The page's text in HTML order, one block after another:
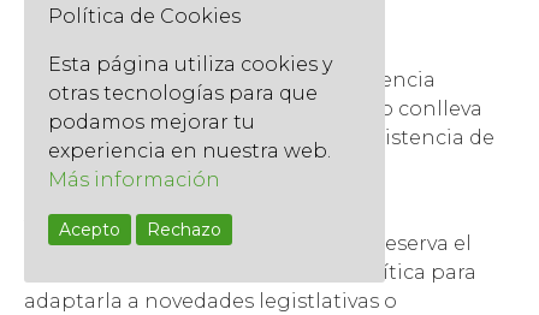
28001, Madrid
Formular una reclamación en la Agencia
Española de Protección de Datos no conlleva
ningún coste y no es necesaria la asistencia de
abogado ni procurador.
Actualizaciones
Quercus Serveis per l’Exterior SL se reserva el
derecho a modificar la presente política para
adaptarla a novedades legistlativas o
Política de Cookies
Esta página utiliza cookies y
otras tecnologías para que
podamos mejorar tu
experiencia en nuestra web.
Más información
Acepto Rechazo